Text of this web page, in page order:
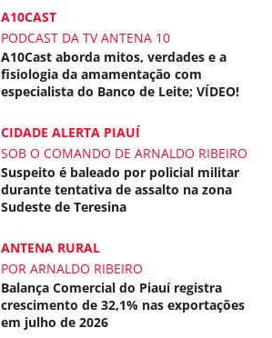
A10CAST
PODCAST DA TV ANTENA 10
A10Cast aborda mitos, verdades e a
fisiologia da amamentação com
especialista do Banco de Leite; VÍDEO!
CIDADE ALERTA PIAUÍ
SOB O COMANDO DE ARNALDO RIBEIRO
Suspeito é baleado por policial militar
durante tentativa de assalto na zona
Sudeste de Teresina
ANTENA RURAL
POR ARNALDO RIBEIRO
Balança Comercial do Piauí registra
crescimento de 32,1% nas exportações
em julho de 2026